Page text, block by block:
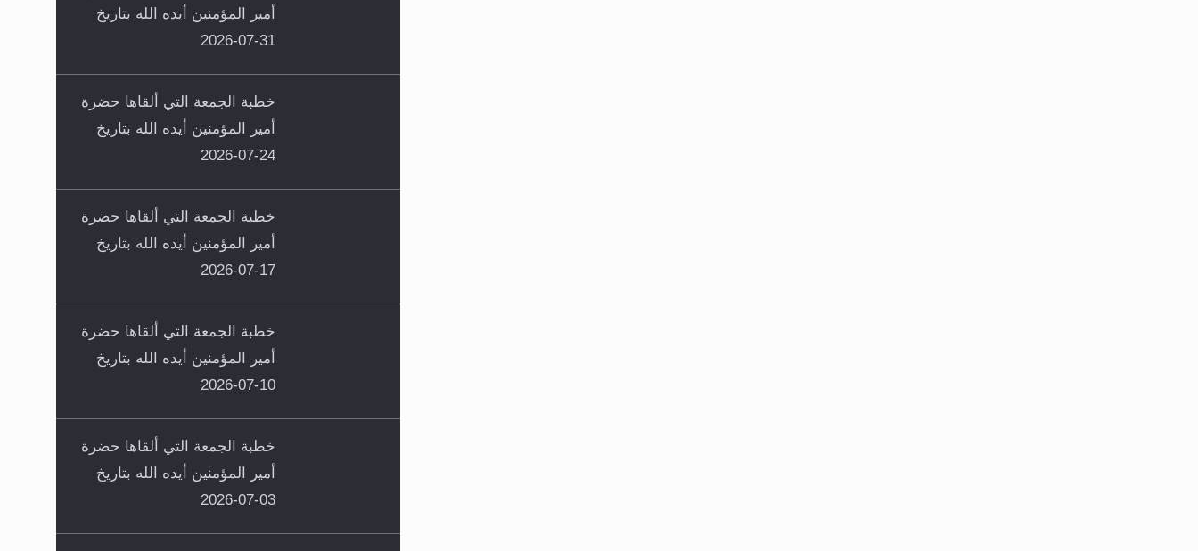
أمير المؤمنين أيده الله بتاريخ
31-07-2026
خطبة الجمعة التي ألقاها حضرة
أمير المؤمنين أيده الله بتاريخ
24-07-2026
خطبة الجمعة التي ألقاها حضرة
أمير المؤمنين أيده الله بتاريخ
17-07-2026
خطبة الجمعة التي ألقاها حضرة
أمير المؤمنين أيده الله بتاريخ
10-07-2026
خطبة الجمعة التي ألقاها حضرة
أمير المؤمنين أيده الله بتاريخ
03-07-2026